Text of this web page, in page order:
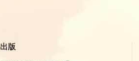
出版